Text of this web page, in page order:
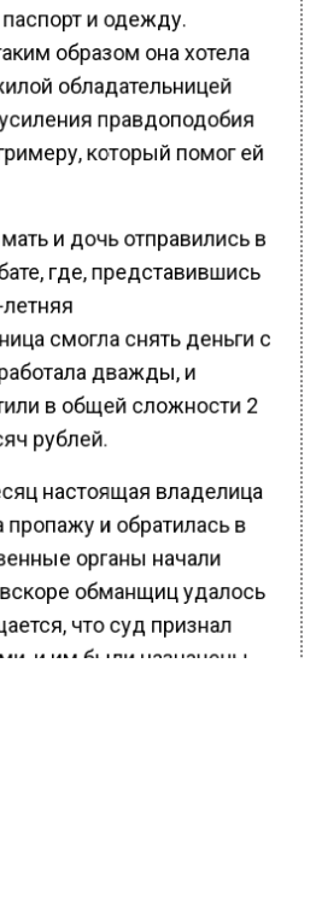
и одежду.
образом она хотела
обладательницей
правдоподобия
который помог ей
и дочь отправились в
где, представившись
смогла снять деньги с
дважды, и
в общей сложности 2
рублей.
настоящая владелица
пропажу и обратилась в
органы начали
обманщиц удалось
что суд признал
и им были назначены